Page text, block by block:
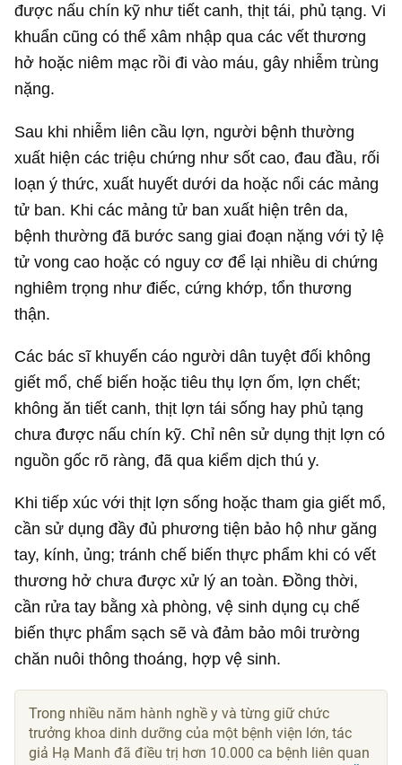
được nấu chín kỹ như tiết canh, thịt tái, phủ tạng. Vi
khuẩn cũng có thể xâm nhập qua các vết thương
hở hoặc niêm mạc rồi đi vào máu, gây nhiễm trùng
nặng.
Sau khi nhiễm liên cầu lợn, người bệnh thường
xuất hiện các triệu chứng như sốt cao, đau đầu, rối
loạn ý thức, xuất huyết dưới da hoặc nổi các mảng
tử ban. Khi các mảng tử ban xuất hiện trên da,
bệnh thường đã bước sang giai đoạn nặng với tỷ lệ
tử vong cao hoặc có nguy cơ để lại nhiều di chứng
nghiêm trọng như điếc, cứng khớp, tổn thương
thận.
Các bác sĩ khuyến cáo người dân tuyệt đối không
giết mổ, chế biến hoặc tiêu thụ lợn ốm, lợn chết;
không ăn tiết canh, thịt lợn tái sống hay phủ tạng
chưa được nấu chín kỹ. Chỉ nên sử dụng thịt lợn có
nguồn gốc rõ ràng, đã qua kiểm dịch thú y.
Khi tiếp xúc với thịt lợn sống hoặc tham gia giết mổ,
cần sử dụng đầy đủ phương tiện bảo hộ như găng
tay, kính, ủng; tránh chế biến thực phẩm khi có vết
thương hở chưa được xử lý an toàn. Đồng thời,
cần rửa tay bằng xà phòng, vệ sinh dụng cụ chế
biến thực phẩm sạch sẽ và đảm bảo môi trường
chăn nuôi thông thoáng, hợp vệ sinh.
Trong nhiều năm hành nghề y và từng giữ chức
trưởng khoa dinh dưỡng của một bệnh viện lớn, tác
giả Hạ Manh đã điều trị hơn 10.000 ca bệnh liên quan